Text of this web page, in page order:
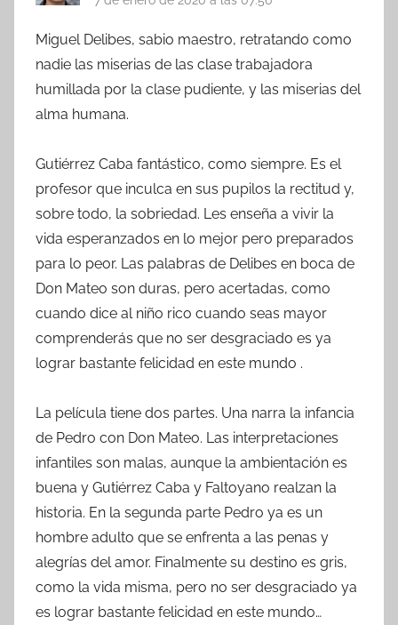
Miguel Delibes, sabio maestro, retratando como
nadie las miserias de las clase trabajadora
humillada por la clase pudiente, y las miserias del
alma humana.
Gutiérrez Caba fantástico, como siempre. Es el
profesor que inculca en sus pupilos la rectitud y,
sobre todo, la sobriedad. Les enseña a vivir la
vida esperanzados en lo mejor pero preparados
para lo peor. Las palabras de Delibes en boca de
Don Mateo son duras, pero acertadas, como
cuando dice al niño rico cuando seas mayor
comprenderás que no ser desgraciado es ya
lograr bastante felicidad en este mundo .
La película tiene dos partes. Una narra la infancia
de Pedro con Don Mateo. Las interpretaciones
infantiles son malas, aunque la ambientación es
buena y Gutiérrez Caba y Faltoyano realzan la
historia. En la segunda parte Pedro ya es un
hombre adulto que se enfrenta a las penas y
alegrías del amor. Finalmente su destino es gris,
como la vida misma, pero no ser desgraciado ya
es lograr bastante felicidad en este mundo…